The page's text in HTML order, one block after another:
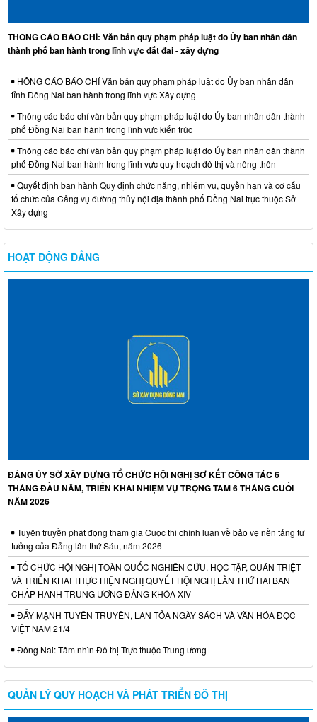
THÔNG CÁO BÁO CHÍ: Văn bản quy phạm pháp luật do Ủy ban nhân dân
thành phố ban hành trong lĩnh vực đất đai - xây dựng
HÔNG CÁO BÁO CHÍ Văn bản quy phạm pháp luật do Ủy ban nhân dân
tỉnh Đồng Nai ban hành trong lĩnh vực Xây dựng
Thông cáo báo chí văn bản quy phạm pháp luật do Ủy ban nhân dân thành
phố Đồng Nai ban hành trong lĩnh vực kiến trúc
Thông cáo báo chí văn bản quy phạm pháp luật do Ủy ban nhân dân thành
phố Đồng Nai ban hành trong lĩnh vực quy hoạch đô thị và nông thôn
Quyết định ban hành Quy định chức năng, nhiệm vụ, quyền hạn và cơ cấu
tổ chức của Cảng vụ đường thủy nội địa thành phố Đồng Nai trực thuộc Sở
Xây dựng
HOẠT ĐỘNG ĐẢNG
ĐẢNG ỦY SỞ XÂY DỰNG TỔ CHỨC HỘI NGHỊ SƠ KẾT CÔNG TÁC 6
THÁNG ĐẦU NĂM, TRIỂN KHAI NHIỆM VỤ TRỌNG TÂM 6 THÁNG CUỐI
NĂM 2026
Tuyên truyền phát động tham gia Cuộc thi chính luận về bảo vệ nền tảng tư
tưởng của Đảng lần thứ Sáu, năm 2026
TỔ CHỨC HỘI NGHỊ TOÀN QUỐC NGHIÊN CỨU, HỌC TẬP, QUÁN TRIỆT
VÀ TRIỂN KHAI THỰC HIỆN NGHỊ QUYẾT HỘI NGHỊ LẦN THỨ HAI BAN
CHẤP HÀNH TRUNG ƯƠNG ĐẢNG KHÓA XIV
ĐẨY MẠNH TUYÊN TRUYỀN, LAN TỎA NGÀY SÁCH VÀ VĂN HÓA ĐỌC
VIỆT NAM 21/4
Đồng Nai: Tầm nhìn Đô thị Trực thuộc Trung ương
QUẢN LÝ QUY HOẠCH VÀ PHÁT TRIỂN ĐÔ THỊ